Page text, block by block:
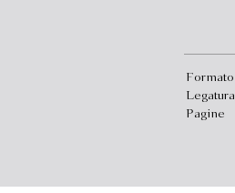
Formato
Legatura
Pagine